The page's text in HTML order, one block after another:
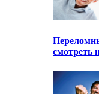
смотреть